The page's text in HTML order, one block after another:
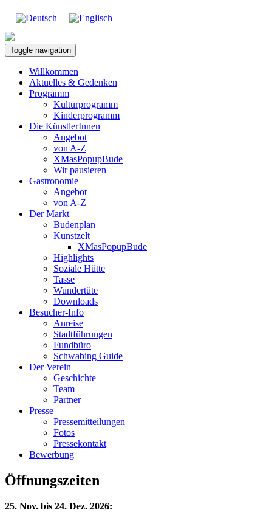
Toggle navigation
Willkommen
Aktuelles & Gedenken
Programm
Kulturprogramm
Kinderprogramm
Die KünstlerInnen
Angebot
von A-Z
XMasPopupBude
Wir pausieren
Gastronomie
Angebot
von A-Z
Der Markt
Budenplan
Kunstzelt
XMasPopupBude
Highlights
Soziale Hütte
Tasse
Wundertüte
Downloads
Besucher-Info
Anreise
Stadtführungen
Fundbüro
Schwabing Guide
Der Verein
Geschichte
Team
Partner
Presse
Pressemitteilungen
Fotos
Pressekontakt
Bewerbung
Öffnungszeiten
25. Nov. bis 24. Dez. 2026: